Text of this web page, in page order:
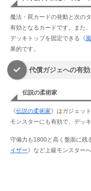
魔法・罠カードの発動と次の
有効となるカードです。また
デッキトップを固定できる《
果的です。
代償ガジェへの有
伝説の柔術家
《伝説の柔術家》はガジェッ
モンスターにも有効で、デッ
守備力も1800と高く盤面に残
イザー》など上級モンスター